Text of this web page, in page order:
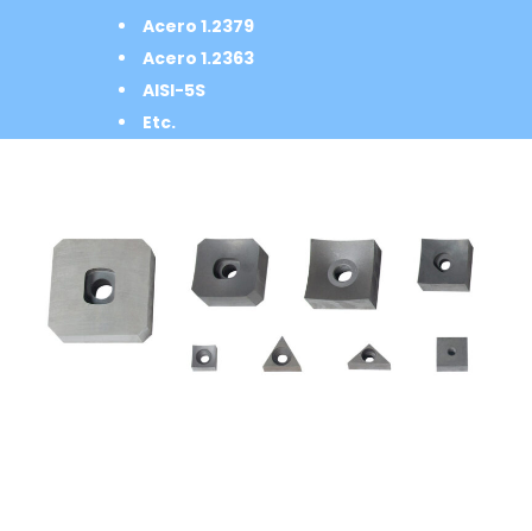
Acero 1.2379
Acero 1.2363
AISI-5S
Etc.